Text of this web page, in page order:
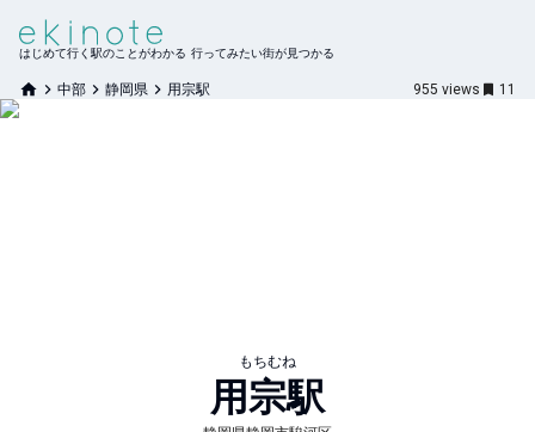
はじめて行く駅のことがわかる 行ってみたい街が見つかる
中部 静岡県 用宗駅 955 views 11
もちむね
用宗駅